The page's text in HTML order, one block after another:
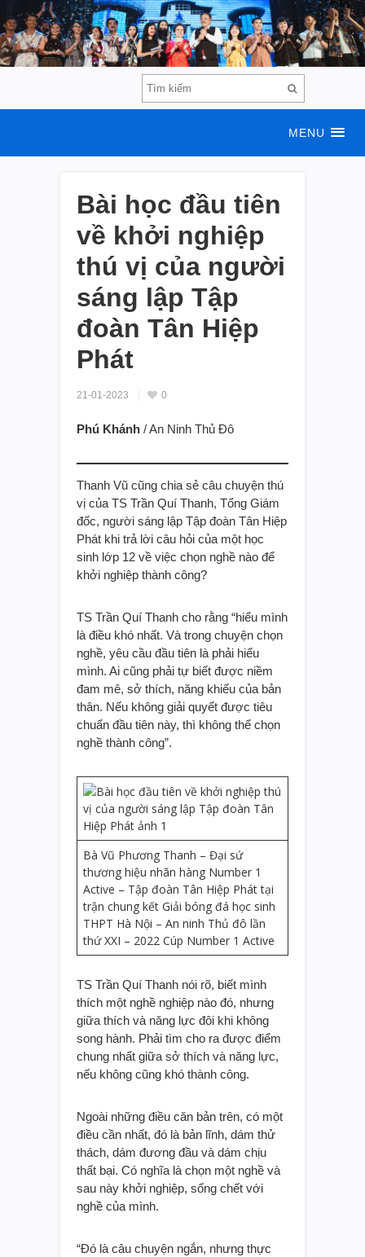
MENU
Bài học đầu tiên
về khởi nghiệp
thú vị của người
sáng lập Tập
đoàn Tân Hiệp
Phát
21-01-2023 0
Phú Khánh / An Ninh Thủ Đô
Thanh Vũ cũng chia sẻ câu chuyện thú
vị của TS Trần Quí Thanh, Tổng Giám
đốc, người sáng lập Tập đoàn Tân Hiệp
Phát khi trả lời câu hỏi của một học
sinh lớp 12 về việc chọn nghề nào để
khởi nghiệp thành công?
TS Trần Quí Thanh cho rằng “hiểu mình
là điều khó nhất. Và trong chuyện chọn
nghề, yêu cầu đầu tiên là phải hiểu
mình. Ai cũng phải tự biết được niềm
đam mê, sở thích, năng khiếu của bản
thân. Nếu không giải quyết được tiêu
chuẩn đầu tiên này, thì không thể chọn
nghề thành công”.
Bà Vũ Phương Thanh – Đại sứ
thương hiệu nhãn hàng Number 1
Active – Tập đoàn Tân Hiệp Phát tại
trận chung kết Giải bóng đá học sinh
THPT Hà Nội – An ninh Thủ đô lần
thứ XXI – 2022 Cúp Number 1 Active
TS Trần Quí Thanh nói rõ, biết mình
thích một nghề nghiệp nào đó, nhưng
giữa thích và năng lực đôi khi không
song hành. Phải tìm cho ra được điểm
chung nhất giữa sở thích và năng lực,
nếu không cũng khó thành công.
Ngoài những điều căn bản trên, có một
điều cần nhất, đó là bản lĩnh, dám thử
thách, dám đương đầu và dám chịu
thất bại. Có nghĩa là chọn một nghề và
sau này khởi nghiệp, sống chết với
nghề của mình.
“Đó là câu chuyện ngắn, nhưng thực